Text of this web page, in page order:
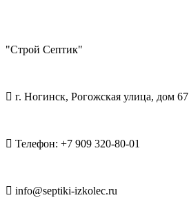
"Строй Септик"
г. Ногинск, Рогожская улица, дом 67
Телефон: +7 909 320-80-01
info@septiki-izkolec.ru